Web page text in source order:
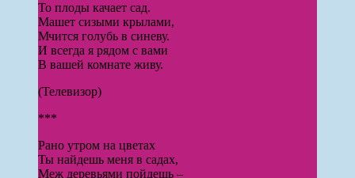
То плоды качает сад.
Машет сизыми крылами,
Мчится голубь в синеву.
И всегда я рядом с вами
В вашей комнате живу.
(Телевизор)
***
Рано утром на цветах
Ты найдешь меня в садах,
Меж деревьями пойдешь –